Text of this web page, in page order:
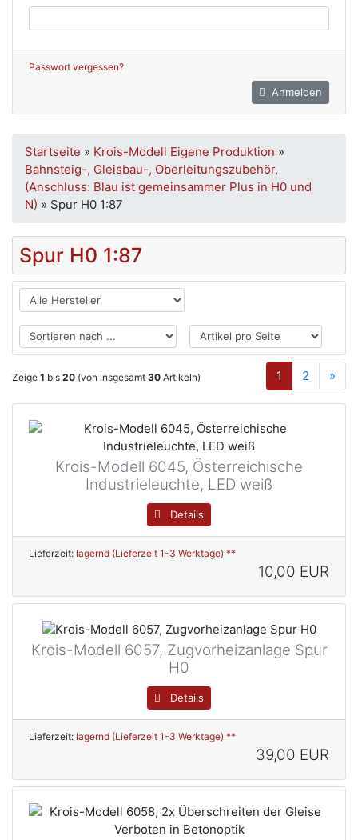
Passwort vergessen?
Anmelden
Startseite » Krois-Modell Eigene Produktion »
Bahnsteig-, Gleisbau-, Oberleitungszubehör,
(Anschluss: Blau ist gemeinsammer Plus in H0 und
N) » Spur H0 1:87
Spur H0 1:87
Zeige 1 bis 20 (von insgesamt 30 Artikeln) 1 2 »
Krois-Modell 6045, Österreichische
Industrieleuchte, LED weiß
Details
Lieferzeit: lagernd (Lieferzeit 1-3 Werktage) **
10,00 EUR
Krois-Modell 6057, Zugvorheizanlage Spur
H0
Details
Lieferzeit: lagernd (Lieferzeit 1-3 Werktage) **
39,00 EUR